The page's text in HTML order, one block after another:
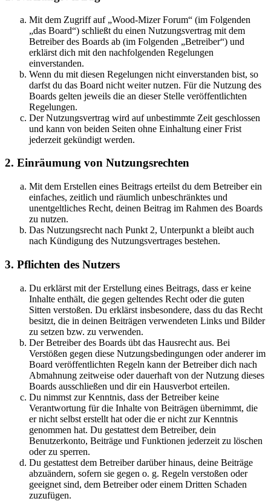
Mit dem Zugriff auf „Wood-Mizer Forum“ (im Folgenden
„das Board“) schließt du einen Nutzungsvertrag mit dem
Betreiber des Boards ab (im Folgenden „Betreiber“) und
erklärst dich mit den nachfolgenden Regelungen
einverstanden.
Wenn du mit diesen Regelungen nicht einverstanden bist, so
darfst du das Board nicht weiter nutzen. Für die Nutzung des
Boards gelten jeweils die an dieser Stelle veröffentlichten
Regelungen.
Der Nutzungsvertrag wird auf unbestimmte Zeit geschlossen
und kann von beiden Seiten ohne Einhaltung einer Frist
jederzeit gekündigt werden.
2. Einräumung von Nutzungsrechten
Mit dem Erstellen eines Beitrags erteilst du dem Betreiber ein
einfaches, zeitlich und räumlich unbeschränktes und
unentgeltliches Recht, deinen Beitrag im Rahmen des Boards
zu nutzen.
Das Nutzungsrecht nach Punkt 2, Unterpunkt a bleibt auch
nach Kündigung des Nutzungsvertrages bestehen.
3. Pflichten des Nutzers
Du erklärst mit der Erstellung eines Beitrags, dass er keine
Inhalte enthält, die gegen geltendes Recht oder die guten
Sitten verstoßen. Du erklärst insbesondere, dass du das Recht
besitzt, die in deinen Beiträgen verwendeten Links und Bilder
zu setzen bzw. zu verwenden.
Der Betreiber des Boards übt das Hausrecht aus. Bei
Verstößen gegen diese Nutzungsbedingungen oder anderer im
Board veröffentlichten Regeln kann der Betreiber dich nach
Abmahnung zeitweise oder dauerhaft von der Nutzung dieses
Boards ausschließen und dir ein Hausverbot erteilen.
Du nimmst zur Kenntnis, dass der Betreiber keine
Verantwortung für die Inhalte von Beiträgen übernimmt, die
er nicht selbst erstellt hat oder die er nicht zur Kenntnis
genommen hat. Du gestattest dem Betreiber, dein
Benutzerkonto, Beiträge und Funktionen jederzeit zu löschen
oder zu sperren.
Du gestattest dem Betreiber darüber hinaus, deine Beiträge
abzuändern, sofern sie gegen o. g. Regeln verstoßen oder
geeignet sind, dem Betreiber oder einem Dritten Schaden
zuzufügen.